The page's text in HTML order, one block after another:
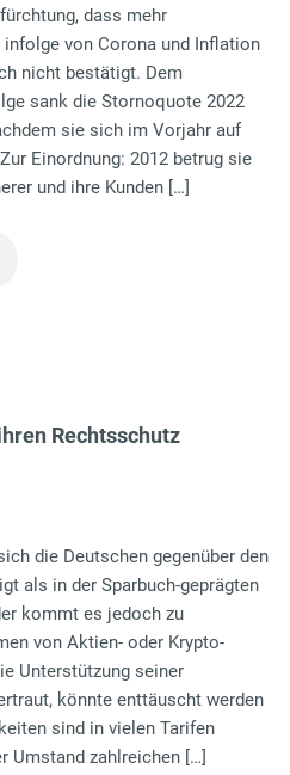
dass mehr
von Corona und Inflation
nicht bestätigt. Dem
sank die Stornoquote 2022
sie sich im Vorjahr auf
Einordnung: 2012 betrug sie
und ihre Kunden […]
Rechtsschutz
die Deutschen gegenüber den
als in der Sparbuch-geprägten
kommt es jedoch zu
von Aktien- oder Krypto-
Unterstützung seiner
könnte enttäuscht werden
sind in vielen Tarifen
Umstand zahlreichen […]